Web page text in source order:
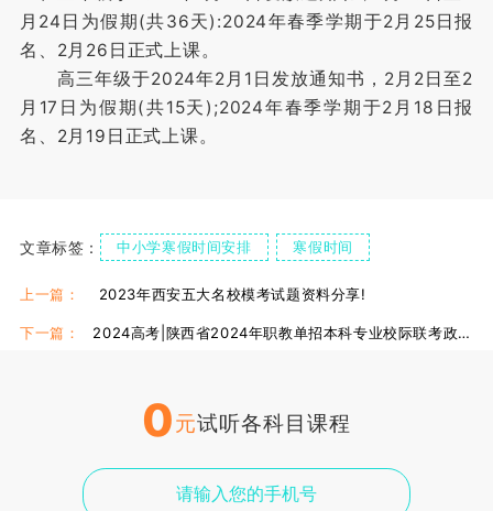
月24日为假期(共36天):2024年春季学期于2月25日报
名、2月26日正式上课。
高三年级于2024年2月1日发放通知书，2月2日至2
月17日为假期(共15天);2024年春季学期于2月18日报
名、2月19日正式上课。
文章标签： 中小学寒假时间安排 寒假时间
上一篇： 2023年西安五大名校模考试题资料分享!
下一篇： 2024高考|陕西省2024年职教单招本科专业校际联考政策明确
0元试听各科目课程